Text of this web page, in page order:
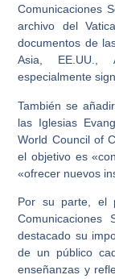
Comunicaciones
archivo del
documentos de
Asia, EE.UU.,
especialmente
También se
las Iglesias
World Council of
el objetivo es
«ofrecer nuevos
Por su parte, el
Comunicaciones
destacado su
de un público
enseñanzas y